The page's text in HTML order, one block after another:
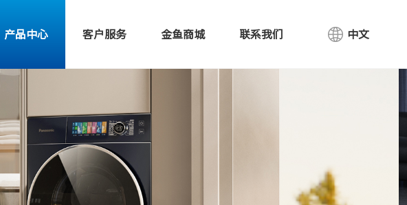
产品中心 客户服务 金鱼商城 联系我们 中文